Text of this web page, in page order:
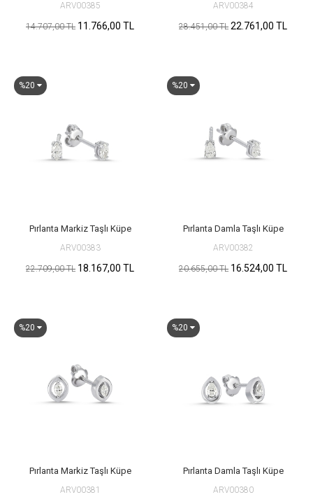
ARV00385
14.707,00 TL 11.766,00 TL
ARV00384
28.451,00 TL 22.761,00 TL
%20
Pırlanta Markiz Taşlı Küpe
ARV00383
22.709,00 TL 18.167,00 TL
%20
Pırlanta Damla Taşlı Küpe
ARV00382
20.655,00 TL 16.524,00 TL
%20
Pırlanta Markiz Taşlı Küpe
ARV00381
%20
Pırlanta Damla Taşlı Küpe
ARV00380